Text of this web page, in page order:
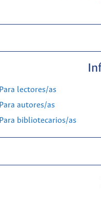
Para lectores/as
Para autores/as
Para bibliotecarios/as